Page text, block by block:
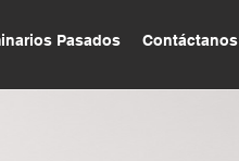
Pasados Contáctanos